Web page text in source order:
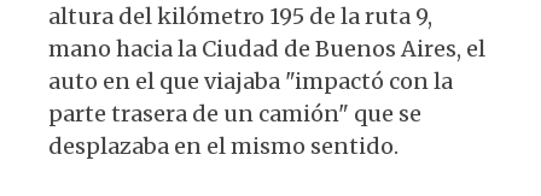
altura del kilómetro 195 de la ruta 9,
mano hacia la Ciudad de Buenos Aires, el
auto en el que viajaba "impactó con la
parte trasera de un camión" que se
desplazaba en el mismo sentido.